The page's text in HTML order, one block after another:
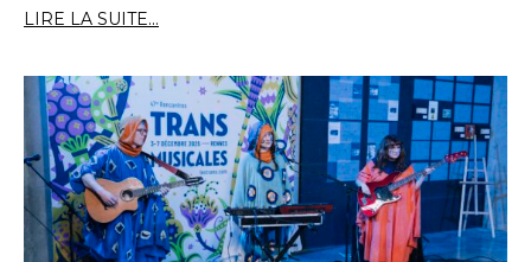
LIRE LA SUITE...